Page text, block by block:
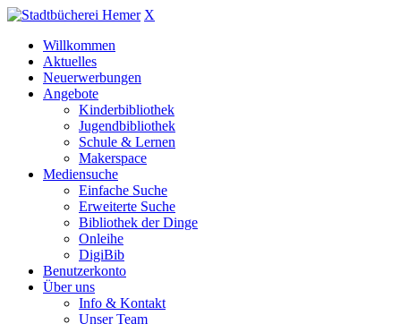
X
Willkommen
Aktuelles
Neuerwerbungen
Angebote
Kinderbibliothek
Jugendbibliothek
Schule & Lernen
Makerspace
Mediensuche
Einfache Suche
Erweiterte Suche
Bibliothek der Dinge
Onleihe
DigiBib
Benutzerkonto
Über uns
Info & Kontakt
Unser Team